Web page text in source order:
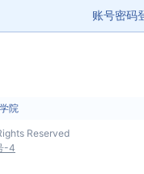
账号密码
院
Reserved
-4